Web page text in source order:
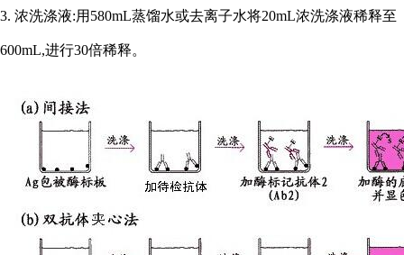
3. 浓洗涤液:用580mL蒸馏水或去离子水将20mL浓洗涤液稀释至
600mL,进行30倍稀释。